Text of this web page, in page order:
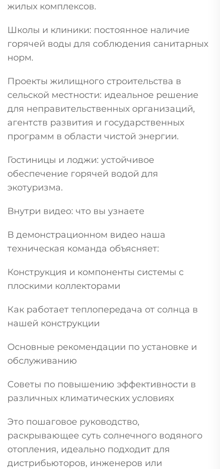
жилых комплексов.
Школы и клиники: постоянное наличие
горячей воды для соблюдения санитарных
норм.
Проекты жилищного строительства в
сельской местности: идеальное решение
для неправительственных организаций,
агентств развития и государственных
программ в области чистой энергии.
Гостиницы и лоджи: устойчивое
обеспечение горячей водой для
экотуризма.
Внутри видео: что вы узнаете
В демонстрационном видео наша
техническая команда объясняет:
Конструкция и компоненты системы с
плоскими коллекторами
Как работает теплопередача от солнца в
нашей конструкции
Основные рекомендации по установке и
обслуживанию
Советы по повышению эффективности в
различных климатических условиях
Это пошаговое руководство,
раскрывающее суть солнечного водяного
отопления, идеально подходит для
дистрибьюторов, инженеров или